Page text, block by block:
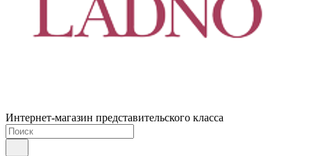
Интернет-магазин представительского класса